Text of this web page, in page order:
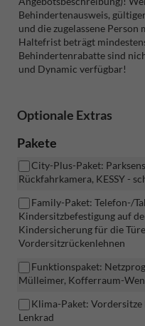
Behindertenausweis,
und die zugelassene Person
Haltefrist beträgt
Behindertenrabatte sind
und Dynamic verfügbar!
Optionale Extras
Pakete
City-Plus-Paket:
Rückfahrkamera, KESSY -
Family-Paket: Telefon-/
Kindersitzbefestigung auf
Kindersicherung für die
Vordersitzrückenlehnen
Funktionspaket:
Mülleimer, Kofferraum-
Klima-Paket: Vordersitze
Lenkrad